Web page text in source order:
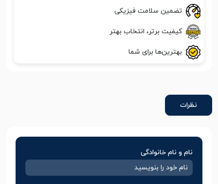
تضمین سلامت فیزیکی
کیفیت برتر، انتخاب بهتر
بهترین‌ها برای شما
نظرات
نام و نام خانوادگی